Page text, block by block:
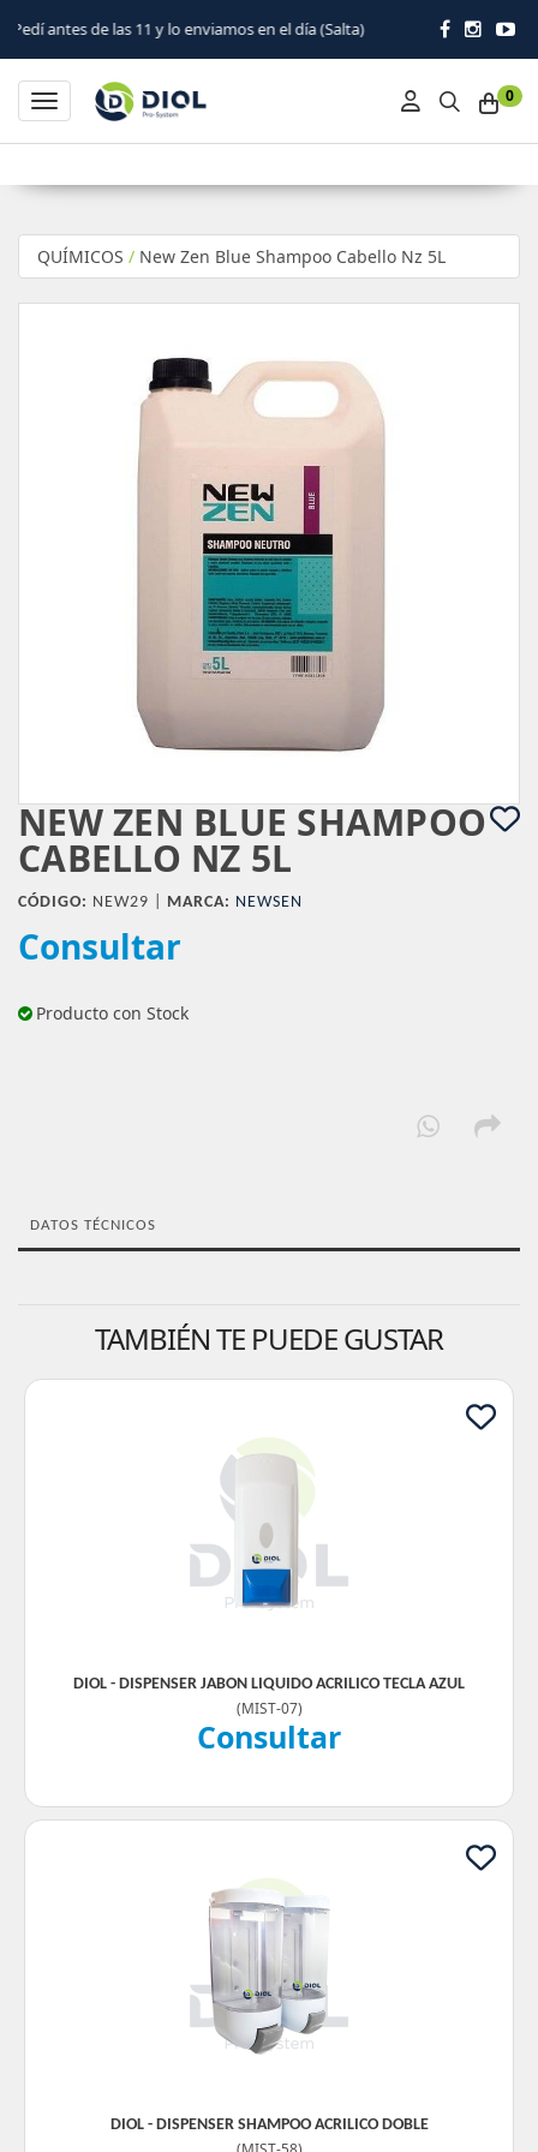
las 11 y lo enviamos en el día (Salta)
0
Toggle navigation
QUÍMICOS / New Zen Blue Shampoo Cabello Nz 5L
NEW ZEN BLUE SHAMPOO
CABELLO NZ 5L
CÓDIGO: NEW29 | MARCA: NEWSEN
Consultar
Producto con Stock
DATOS TÉCNICOS
TAMBIÉN TE PUEDE GUSTAR
DIOL - DISPENSER JABON LIQUIDO ACRILICO TECLA AZUL
(MIST-07)
Consultar
DIOL - DISPENSER SHAMPOO ACRILICO DOBLE